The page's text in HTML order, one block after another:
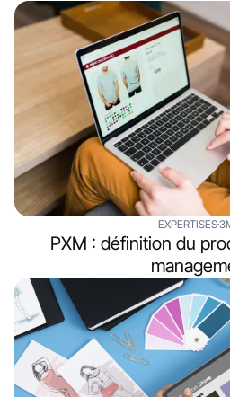
EXPERTISES
PXM : définition du